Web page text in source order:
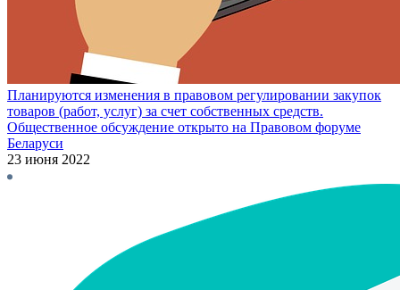
Планируются изменения в правовом регулировании закупок
товаров (работ, услуг) за счет собственных средств.
Общественное обсуждение открыто на Правовом форуме
Беларуси
23 июня 2022